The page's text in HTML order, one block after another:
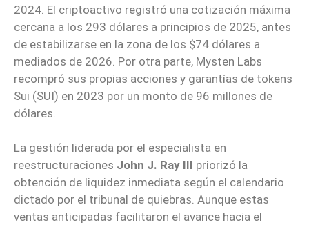
2024. El criptoactivo registró una cotización máxima
cercana a los 293 dólares a principios de 2025, antes
de estabilizarse en la zona de los $74 dólares a
mediados de 2026. Por otra parte, Mysten Labs
recompró sus propias acciones y garantías de tokens
Sui (SUI) en 2023 por un monto de 96 millones de
dólares.
La gestión liderada por el especialista en
reestructuraciones John J. Ray III priorizó la
obtención de liquidez inmediata según el calendario
dictado por el tribunal de quiebras. Aunque estas
ventas anticipadas facilitaron el avance hacia el